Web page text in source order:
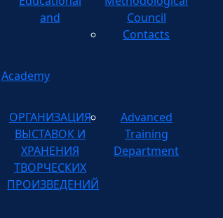
and
Council
Contacts
Academy
ОРГАНИЗАЦИЯ
ВЫСТАВОК И
ХРАНЕНИЯ
ТВОРЧЕСКИХ
ПРОИЗВЕДЕНИЙ
Advanced
Training
Department